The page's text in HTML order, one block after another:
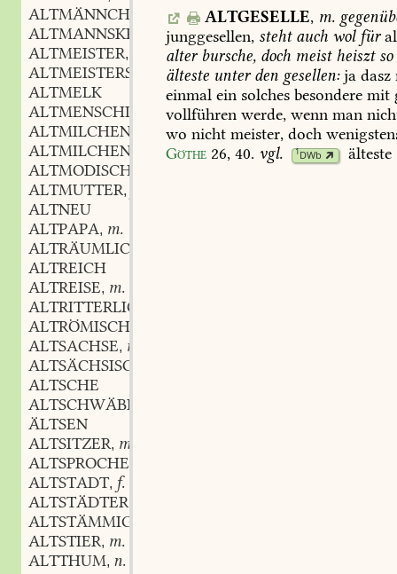
ALTMÄNNCHEN
n.
ALTMANNSKRAUT,n.
ALTMEISTER,
ALTMEISTERSPRUCH,m.
ALTMELK
ALTMENSCHLICH
ALTMILCHEN
ALTMILCHEND
ALTMODISCH
ALTMUTTER,
ALTNEU
ALTPAPA, m.
ALTRÄUMLICH
ALTREICH
ALTREISE, m.
ALTRITTERLICH
ALTRÖMISCH
ALTSACHSE, m.
ALTSÄCHSISCH
ALTSCHE
ALTSCHWÄBISCH
ÄLTSEN
ALTSITZER, m.
ALTSPROCHEN
ALTSTADT, f.
ALTSTÄDTER
ALTSTÄMMIG
ALTSTIER, m.
ALTTHUM, n.
ALTGESELLE, m.
junggesellen, stehtauch wolfür
alterbursche, doch meistheisztso
älteste unterden gesellen:ja dasz
einmal ein solches besondere mit
vollführen werde, wenn man
wo nicht meister, doch
Göthe 26, 40. vgl. 1DWb älteste